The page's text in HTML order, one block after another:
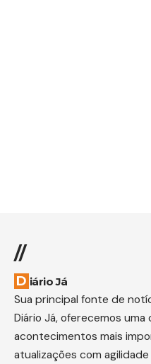
//
Diário Já
Sua principal fonte de
Diário Já, oferecemos
acontecimentos mais
atualizações com